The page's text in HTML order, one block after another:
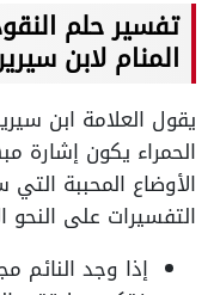
تفسير حلم
المنام لابن
يقول العلامة ابن
الحمراء يكون
الأوضاع المحببة
التفسيرات على النحو
إذا وجد النائم